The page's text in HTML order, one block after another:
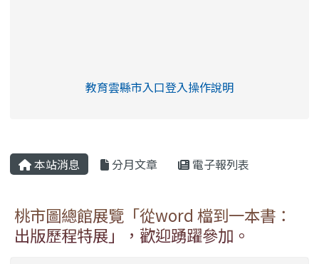
link to https://eliteracy.edu.tw/Shorts/
教育雲縣市入口登入操作說明
本站消息 分月文章 電子報列表
桃市圖總館展覽「從word 檔到一本書：
出版歷程特展」，歡迎踴躍參加。